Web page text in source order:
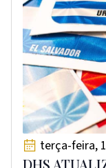
terça-feira,
DHS